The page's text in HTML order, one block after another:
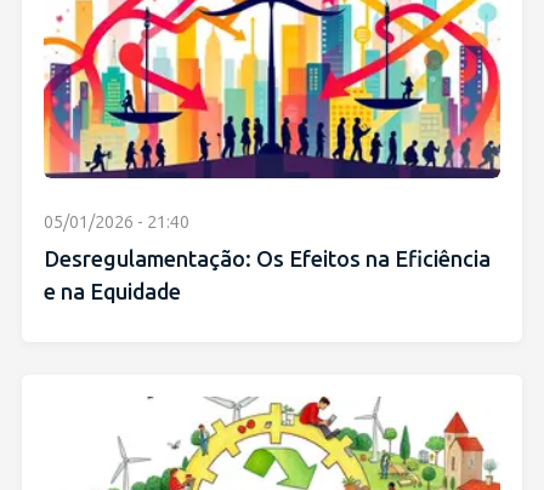
05/01/2026 - 21:40
Desregulamentação: Os Efeitos na Eficiência
e na Equidade